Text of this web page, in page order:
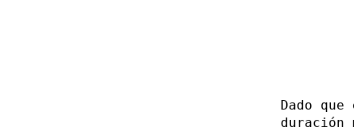
Dado
duración